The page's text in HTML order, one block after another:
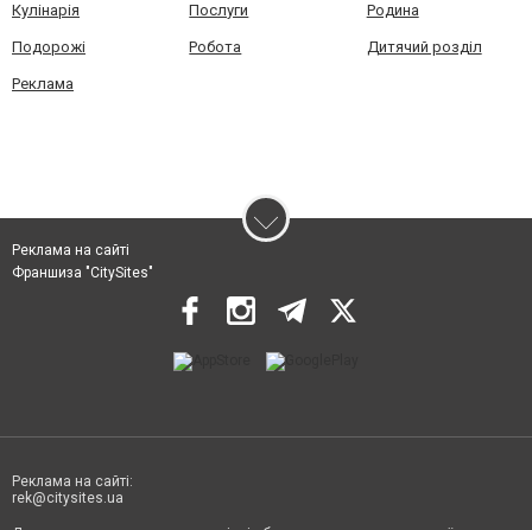
Кулінарія Послуги Родина
Подорожі Робота Дитячий розділ
Реклама
Реклама на сайті
Франшиза "CitySites"
Реклама на сайті:
rek@citysites.ua